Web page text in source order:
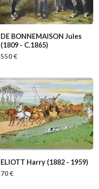
DE BONNEMAISON Jules
(1809 - C.1865)
550 €
ELIOTT Harry (1882 - 1959)
70 €